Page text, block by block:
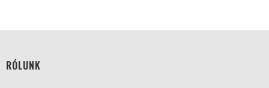
RÓLUNK